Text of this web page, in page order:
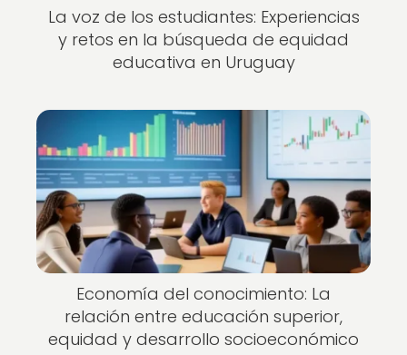
La voz de los estudiantes: Experiencias
y retos en la búsqueda de equidad
educativa en Uruguay
Economía del conocimiento: La
relación entre educación superior,
equidad y desarrollo socioeconómico